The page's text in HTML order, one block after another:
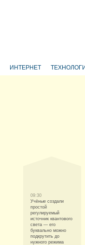
ИНТЕРНЕТ
09:30
Учёные создали
простой
регулируемый
источник квантового
света — его
буквально можно
подкрутить до
нужного режима